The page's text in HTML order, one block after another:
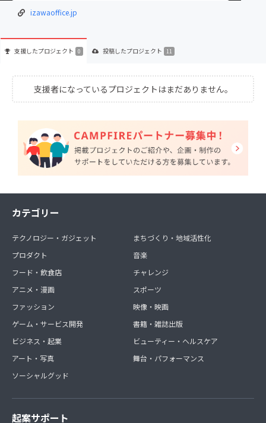
izawaoffice.jp
支援したプロジェクト 0 投稿したプロジェクト 11
支援者になっているプロジェクトはまだありません。
カテゴリー
テクノロジー・ガジェット
プロダクト
フード・飲食店
アニメ・漫画
ファッション
ゲーム・サービス開発
ビジネス・起業
アート・写真
ソーシャルグッド
まちづくり・地域活性化
音楽
チャレンジ
スポーツ
映像・映画
書籍・雑誌出版
ビューティー・ヘルスケア
舞台・パフォーマンス
起案サポート